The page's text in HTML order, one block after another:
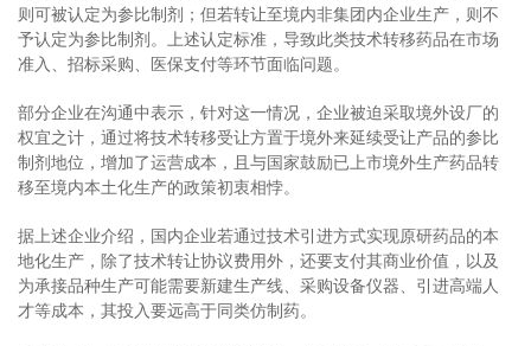
则可被认定为参比制剂；但若转让至境内非集团内企业生产，则不
予认定为参比制剂。上述认定标准，导致此类技术转移药品在市场
准入、招标采购、医保支付等环节面临问题。
部分企业在沟通中表示，针对这一情况，企业被迫采取境外设厂的
权宜之计，通过将技术转移受让方置于境外来延续受让产品的参比
制剂地位，增加了运营成本，且与国家鼓励已上市境外生产药品转
移至境内本土化生产的政策初衷相悖。
据上述企业介绍，国内企业若通过技术引进方式实现原研药品的本
地化生产，除了技术转让协议费用外，还要支付其商业价值，以及
为承接品种生产可能需要新建生产线、采购设备仪器、引进高端人
才等成本，其投入要远高于同类仿制药。